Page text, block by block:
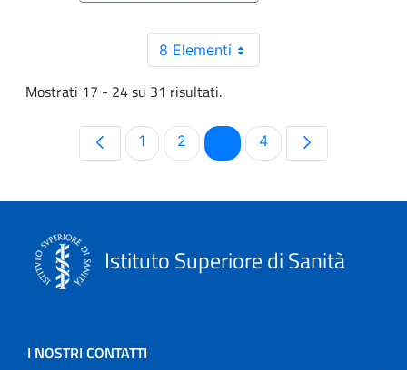
8 Elementi
Mostrati 17 - 24 su 31 risultati.
Pagina
1 Pagina
2 PaginaPagina
4
Istituto Superiore di Sanità
I NOSTRI CONTATTI